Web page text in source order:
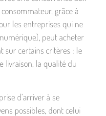
grâce à
les entreprises qui ne
peut acheter
sur certains critères : le
livraison, la qualité du
d’arriver à se
possibles, dont celui